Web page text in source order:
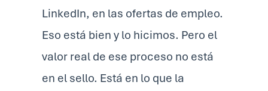
LinkedIn, en las ofertas de empleo.
Eso está bien y lo hicimos. Pero el
valor real de ese proceso no está
en el sello. Está en lo que la